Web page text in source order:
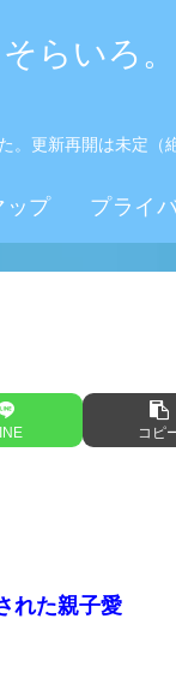
そらいろ。
更新再開は未定（
ップ
コピ
た親子愛